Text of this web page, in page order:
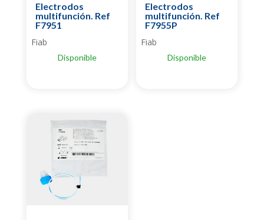
Electrodos
multifunción. Ref
F7951
Fiab
Disponible
Electrodos
multifunción. Ref
F7955P
Fiab
Disponible